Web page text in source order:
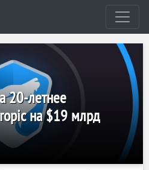
20-летнее
на $19 млрд